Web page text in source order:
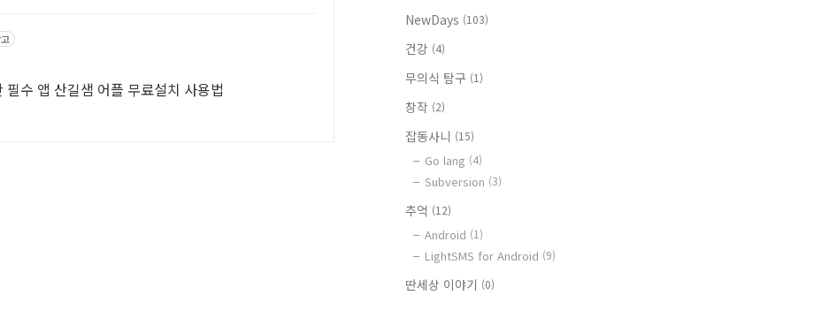
수 앱 산길샘 어플 무료설치 사용법
NewDays (103)
건강 (4)
무의식 탐구 (1)
창작 (2)
잡동사니 (15)
Go lang (4)
Subversion (3)
추억 (12)
Android (1)
LightSMS for Android (9)
딴세상 이야기 (0)